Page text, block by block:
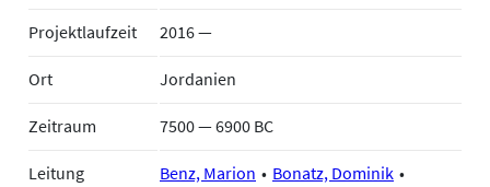
Projektlaufzeit 2016 —
Ort Jordanien
Zeitraum 7500 — 6900 BC
Leitung Benz, Marion
Bonatz, Dominik